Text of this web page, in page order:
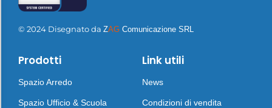
© 2024 Disegnato da ZAG Comunicazione SRL
Prodotti
Spazio Arredo
Spazio Ufficio & Scuola
Link utili
News
Condizioni di vendita